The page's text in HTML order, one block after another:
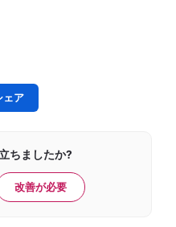
ェア
ちましたか?
改善が必要